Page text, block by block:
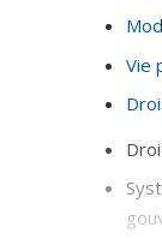
Vie